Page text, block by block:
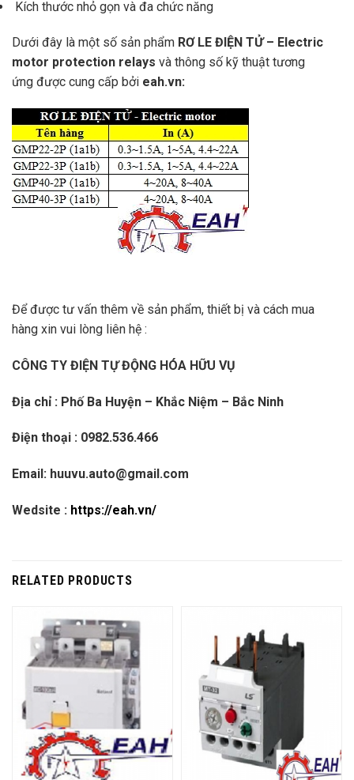
Kích thước nhỏ gọn và đa chức năng
Dưới đây là một số sản phẩm RƠ LE ĐIỆN TỬ – Electric
motor protection relays và thông số kỹ thuật tương
ứng được cung cấp bởi eah.vn:
Để được tư vấn thêm về sản phẩm, thiết bị và cách mua
hàng xin vui lòng liên hệ :
CÔNG TY ĐIỆN TỰ ĐỘNG HÓA HỮU VỤ
Địa chỉ : Phố Ba Huyện – Khắc Niệm – Bắc Ninh
Điện thoại : 0982.536.466
Email: huuvu.auto@gmail.com
Wedsite : https://eah.vn/
RELATED PRODUCTS